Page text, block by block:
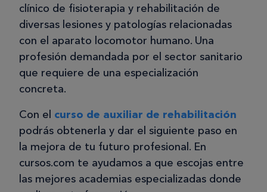
clínico de fisioterapia y rehabilitación de
diversas lesiones y patologías relacionadas
con el aparato locomotor humano. Una
profesión demandada por el sector sanitario
que requiere de una especialización
concreta.
Con el curso de auxiliar de rehabilitación
podrás obtenerla y dar el siguiente paso en
la mejora de tu futuro profesional. En
cursos.com te ayudamos a que escojas entre
las mejores academias especializadas donde